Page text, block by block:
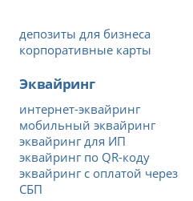
депозиты для бизнеса
корпоративные карты
Эквайринг
интернет-эквайринг
мобильный эквайринг
эквайринг для ИП
эквайринг по QR-коду
эквайринг с оплатой через
СБП